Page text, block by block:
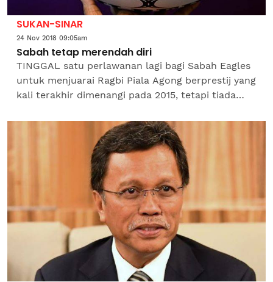
SUKAN-SINAR
24 Nov 2018 09:05am
Sabah tetap merendah diri
TINGGAL satu perlawanan lagi bagi Sabah Eagles
untuk menjuarai Ragbi Piala Agong berprestij yang
kali terakhir dimenangi pada 2015, tetapi tiada
perlawanan...